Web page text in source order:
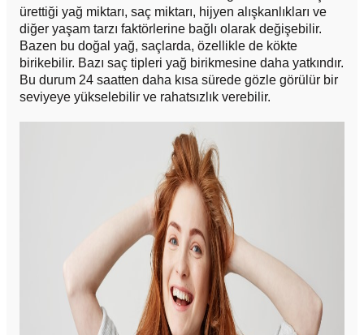
ürettiği yağ miktarı, saç miktarı, hijyen alışkanlıkları ve
diğer yaşam tarzı faktörlerine bağlı olarak değişebilir.
Bazen bu doğal yağ, saçlarda, özellikle de kökte
birikebilir. Bazı saç tipleri yağ birikmesine daha yatkındır.
Bu durum 24 saatten daha kısa sürede gözle görülür bir
seviyeye yükselebilir ve rahatsızlık verebilir.